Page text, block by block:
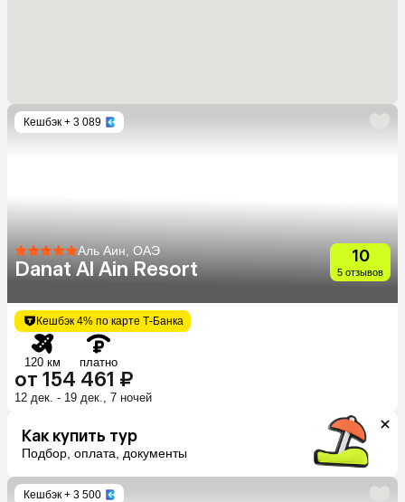
Кешбэк + 3 089
Аль Аин, ОАЭ
Danat Al Ain Resort
10
5 отзывов
Кешбэк 4% по карте Т-Банка
120 км платно
от 154 461 ₽
12 дек. - 19 дек., 7 ночей
Как купить тур
Подбор, оплата, документы
Кешбэк + 3 500